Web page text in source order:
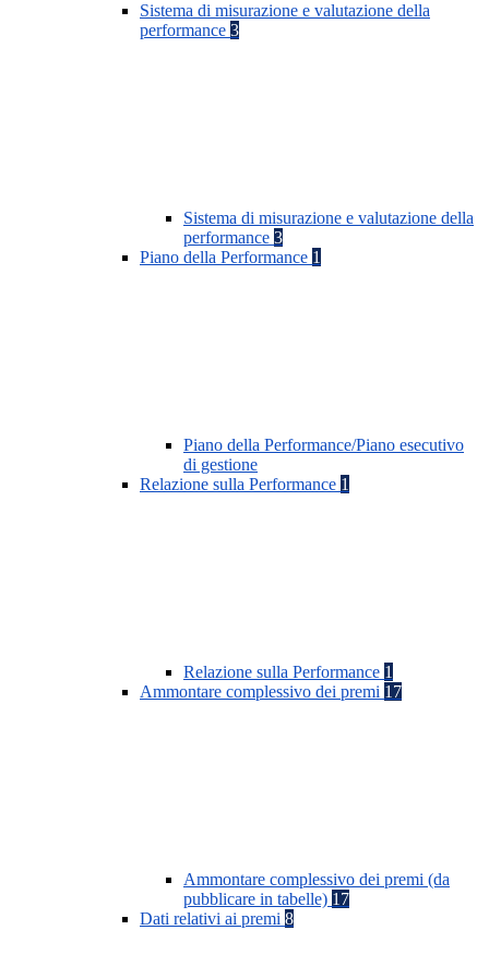
Sistema di misurazione e valutazione della
performance 3
Sistema di misurazione e valutazione della
performance 3
Piano della Performance 1
Piano della Performance/Piano esecutivo
di gestione
Relazione sulla Performance 1
Relazione sulla Performance 1
Ammontare complessivo dei premi 17
Ammontare complessivo dei premi (da
pubblicare in tabelle) 17
Dati relativi ai premi 8